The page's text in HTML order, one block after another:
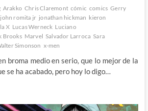
Arakko Chris Claremont cómic comics Gerry
john romita jr jonathan hickman kieron
X Lucas Werneck Luciano
Brooks Marvel Salvador Larroca Sara
Simonson x-men
broma medio en serio, que lo mejor de la
se ha acabado, pero hoy lo digo…